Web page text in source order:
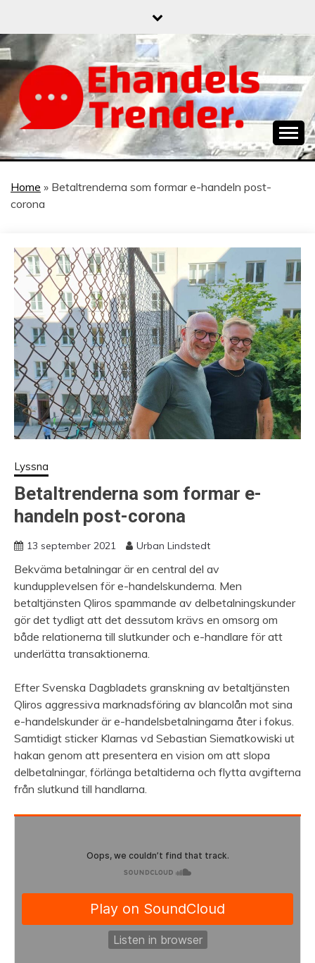
content
När allt blir e-handel
Home » Betaltrenderna som formar e-handeln post-
corona
Lyssna
Betaltrenderna som formar e-
handeln post-corona
13 september 2021 Urban Lindstedt
Bekväma betalningar är en central del av
kundupplevelsen för e-handelskunderna. Men
betaltjänsten Qliros spammande av delbetalningskunder
gör det tydligt att det dessutom krävs en omsorg om
både relationerna till slutkunder och e-handlare för att
underlätta transaktionerna.
Efter Svenska Dagbladets granskning av betaltjänsten
Qliros aggressiva marknadsföring av blancolån mot sina
e-handelskunder är e-handelsbetalningarna åter i fokus.
Samtidigt sticker Klarnas vd Sebastian Siematkowiski ut
hakan genom att presentera en vision om att slopa
delbetalningar, förlänga betaltiderna och flytta avgifterna
från slutkund till handlarna.